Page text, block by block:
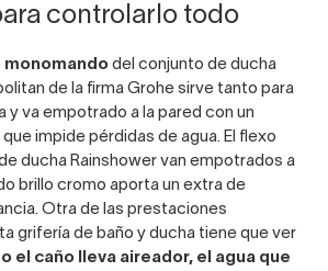
controlarlo todo
monomando del conjunto de ducha
de la firma Grohe sirve tanto para
y va empotrado a la pared con un
impide pérdidas de agua. El flexo
ducha Rainshower van empotrados a
brillo cromo aporta un extra de
Otra de las prestaciones
grifería de baño y ducha tiene que ver
el caño lleva aireador, el agua que